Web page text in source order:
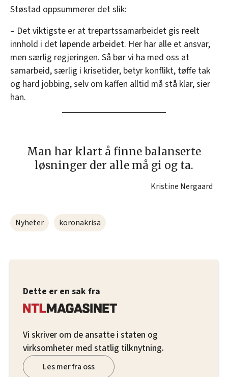
Støstad oppsummerer det slik:
– Det viktigste er at trepartssamarbeidet gis reelt
innhold i det løpende arbeidet. Her har alle et ansvar,
men særlig regjeringen. Så bør vi ha med oss at
samarbeid, særlig i krisetider, betyr konflikt, tøffe tak
og hard jobbing, selv om kaffen alltid må stå klar, sier
han.
Man har klart å finne balanserte
løsninger der alle må gi og ta.
Kristine Nergaard
Nyheter koronakrisa
Dette er en sak fra
Vi skriver om de ansatte i staten og
virksomheter med statlig tilknytning.
Les mer fra oss